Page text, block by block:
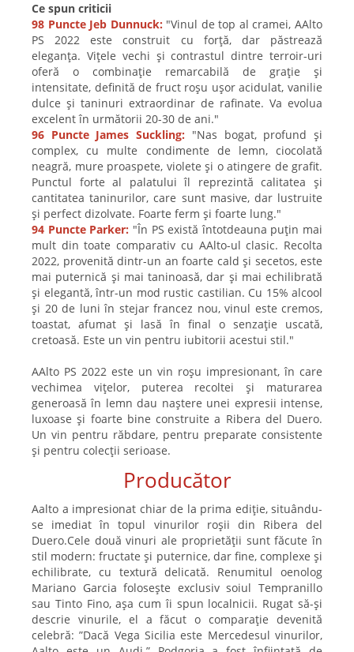
Ce spun criticii
98 Puncte Jeb Dunnuck:"Vinul de top al cramei, AAlto
PS 2022 este construit cu forță, dar păstrează
eleganța. Vițele vechi și contrastul dintre terroir-uri
oferă o combinație remarcabilă de grație și
intensitate, definită de fruct roșu ușor acidulat, vanilie
dulce și taninuri extraordinar de rafinate. Va evolua
excelent în următorii 20-30 de ani."
96 Puncte James Suckling: "Nas bogat, profund și
complex, cu multe condimente de lemn, ciocolată
neagră, mure proaspete, violete și o atingere de grafit.
Punctul forte al palatului îl reprezintă calitatea și
cantitatea taninurilor, care sunt masive, dar lustruite
și perfect dizolvate. Foarte ferm și foarte lung."
94 Puncte Parker: "În PS există întotdeauna puțin mai
mult din toate comparativ cu AAlto-ul clasic. Recolta
2022, provenită dintr-un an foarte cald și secetos, este
mai puternică și mai taninoasă, dar și mai echilibrată
și elegantă, într-un mod rustic castilian. Cu 15% alcool
și 20 de luni în stejar francez nou, vinul este cremos,
toastat, afumat și lasă în final o senzație uscată,
cretoasă. Este un vin pentru iubitorii acestui stil."
AAlto PS 2022 este un vin roșu impresionant, în care
vechimea vițelor, puterea recoltei și maturarea
generoasă în lemn dau naștere unei expresii intense,
luxoase și foarte bine construite a Ribera del Duero.
Un vin pentru răbdare, pentru preparate consistente
și pentru colecții serioase.
Producător
Aalto a impresionat chiar de la prima ediție, situându-
se imediat în topul vinurilor roșii din Ribera del
Duero.Cele două vinuri ale proprietății sunt făcute în
stil modern: fructate și puternice, dar fine, complexe și
echilibrate, cu textură delicată. Renumitul oenolog
Mariano Garcia folosește exclusiv soiul Tempranillo
sau Tinto Fino, așa cum îi spun localnicii. Rugat să-și
descrie vinurile, el a făcut o comparație devenită
celebră: ”Dacă Vega Sicilia este Mercedesul vinurilor,